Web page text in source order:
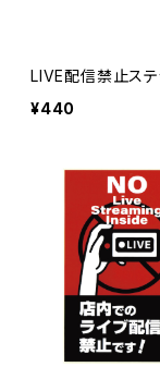
LIVE配信禁止ステ
¥440